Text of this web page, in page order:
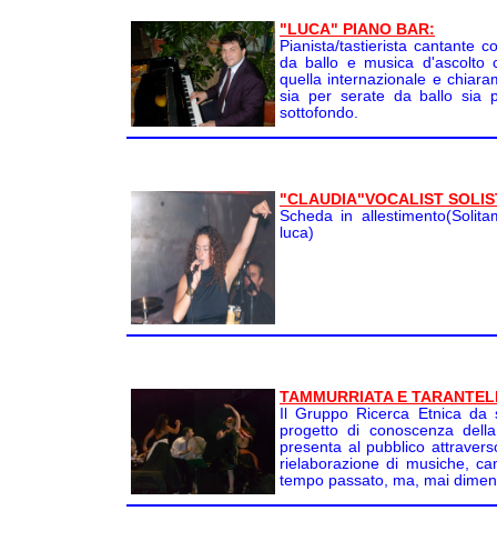
"LUCA" PIANO BAR:
Pianista/tastierista cantante
da ballo e musica d'ascolto
quella internazionale e
sia per serate da ballo sia
sottofondo.
"CLAUDIA"VOCALIST
Scheda in
luca)
TAMMURRIATA E
Il Gruppo Ricerca Etnica da
progetto di conoscenza
presenta al pubblico
rielaborazione di musiche,
tempo passato, ma, mai